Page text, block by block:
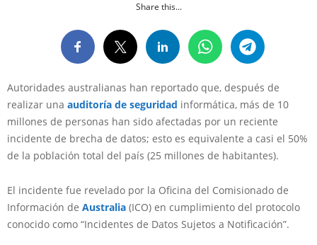
Share this...
Autoridades australianas han reportado que, después de
realizar una auditoría de seguridad informática, más de 10
millones de personas han sido afectadas por un reciente
incidente de brecha de datos; esto es equivalente a casi el 50%
de la población total del país (25 millones de habitantes).
El incidente fue revelado por la Oficina del Comisionado de
Información de Australia (ICO) en cumplimiento del protocolo
conocido como “Incidentes de Datos Sujetos a Notificación”.